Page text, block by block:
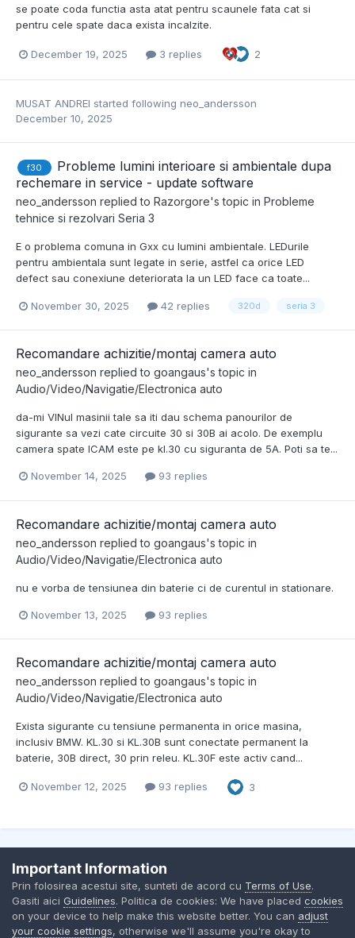
se poate coda functia asta atat pentru scaunele fata cat si
pentru cele spate daca exista incalzite.
December 19, 2025 3 replies 2
MUSAT ANDREI started following neo_andersson
December 10, 2025
f30
Probleme lumini interioare si ambientale dupa
rechemare in service - update software
neo_andersson replied to Razorgore's topic in Probleme
tehnice si rezolvari Seria 3
E o problema comuna in Gxx cu lumini ambientale. LEDurile
pentru ambientala sunt legate in serie, astfel ca orice LED
defect sau conexiune deteriorata la un LED face ca toate...
November 30, 2025 42 replies 320d seria 3
Recomandare achizitie/montaj camera auto
neo_andersson replied to goangaus's topic in
Audio/Video/Navigatie/Electronica auto
da-mi VINul masinii tale sa iti dau schema panourilor de
sigurante sa vezi cate circuite 30 si 30B ai acolo. De exemplu
camera spate ICAM este pe kl.30 cu siguranta de 5A. Poti sa te...
November 14, 2025 93 replies
Recomandare achizitie/montaj camera auto
neo_andersson replied to goangaus's topic in
Audio/Video/Navigatie/Electronica auto
nu e vorba de tensiunea din baterie ci de curentul in stationare.
November 13, 2025 93 replies
Recomandare achizitie/montaj camera auto
neo_andersson replied to goangaus's topic in
Audio/Video/Navigatie/Electronica auto
Exista sigurante cu tensiune permanenta in orice masina,
inclusiv BMW. KL.30 si KL.30B sunt conectate permanent la
baterie, 30B direct, 30 prin releu. KL.30F este activ cand...
November 12, 2025 93 replies 3
Contact Us
BMW Club Romania
Powered by Invision Community
Important Information
Prin folosirea acestui site, sunteti de acord cu Terms of Use.
Gasiti aici Guidelines. Politica de cookies: We have placed cookies
on your device to help make this website better. You can adjust
your cookie settings, otherwise we'll assume you're okay to